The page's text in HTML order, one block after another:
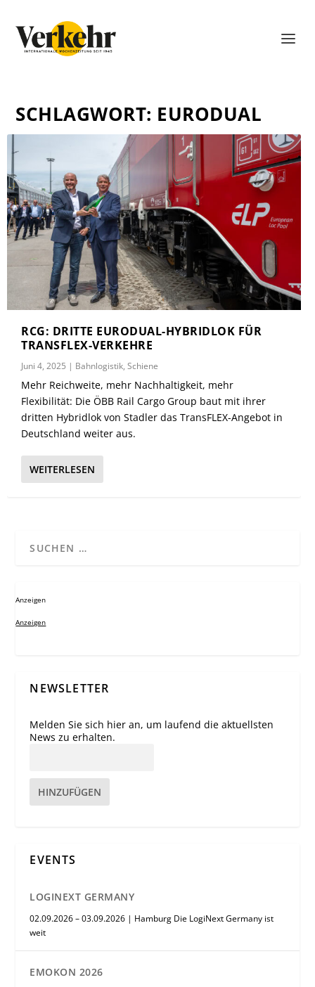
SCHLAGWORT: EURODUAL
RCG: DRITTE EURODUAL-HYBRIDLOK FÜR
TRANSFLEX-VERKEHRE
Juni 4, 2025 | Bahnlogistik,Schiene
Mehr Reichweite, mehr Nachhaltigkeit, mehr
Flexibilität: Die ÖBB Rail Cargo Group baut mit ihrer
dritten Hybridlok von Stadler das TransFLEX-Angebot in
Deutschland weiter aus.
WEITERLESEN
Anzeigen
Anzeigen
NEWSLETTER
Melden Sie sich hier an, um laufend die aktuellsten
News zu erhalten.
HINZUFÜGEN
EVENTS
LOGINEXT GERMANY
02.09.2026 – 03.09.2026 | Hamburg Die LogiNext Germany ist
weit
EMOKON 2026